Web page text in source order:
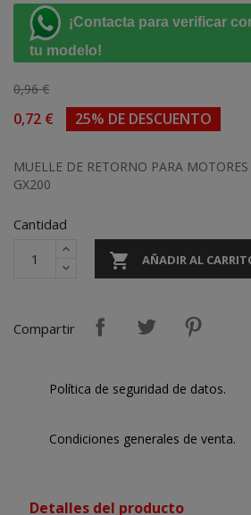
¡Contacta para verificar
tu modelo!
0,96 €
0,72 € 25% DE DESCUENTO
MUELLE DE RETORNO PARA
GX200
Cantidad
 AÑADIR AL
Compartir
Política de seguridad de datos.
Condiciones generales de venta.
Detalles del producto